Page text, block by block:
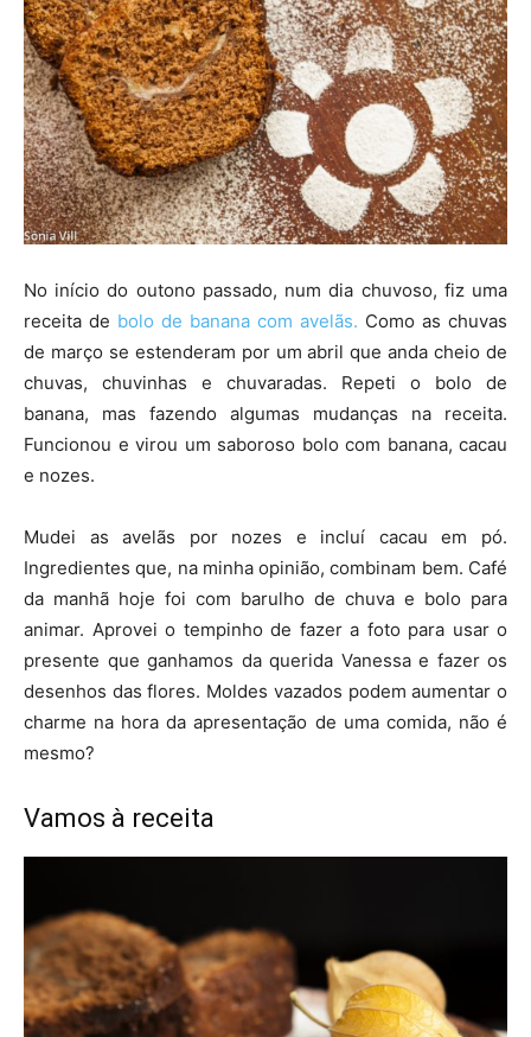
No início do outono passado, num dia chuvoso, fiz uma
receita de bolo de banana com avelãs. Como as chuvas
de março se estenderam por um abril que anda cheio de
chuvas, chuvinhas e chuvaradas. Repeti o bolo de
banana, mas fazendo algumas mudanças na receita.
Funcionou e virou um saboroso bolo com banana, cacau
e nozes.
Mudei as avelãs por nozes e incluí cacau em pó.
Ingredientes que, na minha opinião, combinam bem. Café
da manhã hoje foi com barulho de chuva e bolo para
animar. Aprovei o tempinho de fazer a foto para usar o
presente que ganhamos da querida Vanessa e fazer os
desenhos das flores. Moldes vazados podem aumentar o
charme na hora da apresentação de uma comida, não é
mesmo?
Vamos à receita